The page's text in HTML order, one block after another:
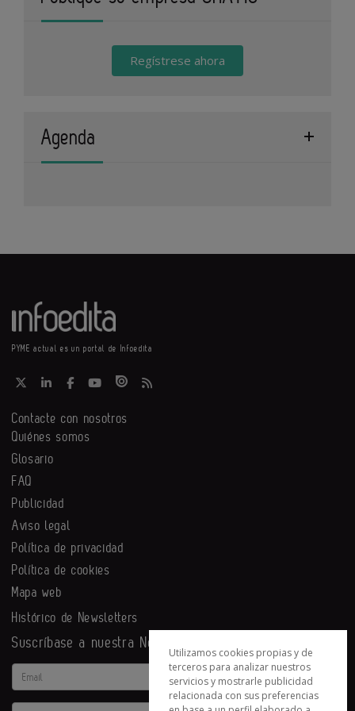
Regístrese ahora
Agenda
PYME actual es un portal de Infoedita
Contacte con nosotros
Quiénes somos
Glosario
FAQ
Publicidad
Aviso legal
Política de privacidad
Política de cookies
Mapa web
Histórico de Newsletters
Suscríbase a nuestra Newsletter
Email
Utilizamos cookies propias y de
terceros para analizar nuestros
servicios y mostrarle publicidad
relacionada con sus preferencias